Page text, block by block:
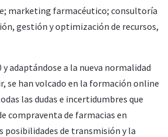
marketing farmacéutico; consultoría
gestión y optimización de recursos,
y adaptándose a la nueva normalidad
se han volcado en la formación online
las dudas e incertidumbres que
compraventa de farmacias en
posibilidades de transmisión y la